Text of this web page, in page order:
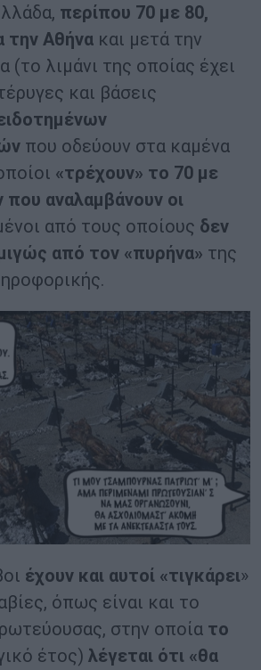
περίπου 70 με 80,
την Αθήνα και μετά την
λιμάνι της οποίας έχει
και βάσεις
που οδεύουν στα καμένα
«τρέχουν» το 70 με
αναλαμβάνουν οι
από τους οποίους δεν
από τον «πυρήνα» της
έχουν και αυτοί «τιγκάρει»
όπως είναι και το
στην οποία το
έτος) λέγεται ότι «θα